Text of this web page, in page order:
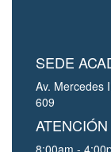
SEDE
Av. Mercedes
609
ATENCIÓN
8:00am -